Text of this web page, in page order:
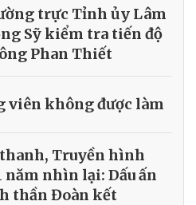
trực Tỉnh ủy Lâm
Sỹ kiểm tra tiến độ
Phan Thiết
viên không được làm
thanh, Truyền hình
năm nhìn lại: Dấu ấn
thần Đoàn kết